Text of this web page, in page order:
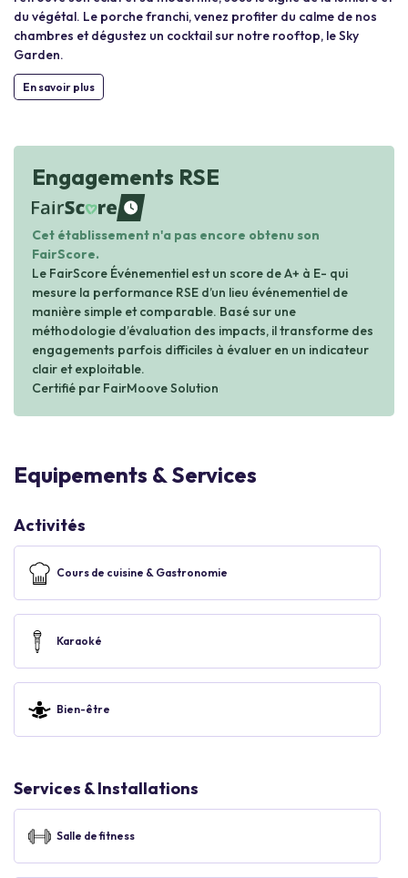
du végétal. Le porche franchi, venez profiter du calme de nos
chambres et dégustez un cocktail sur notre rooftop, le Sky
Garden.
En savoir plus
Engagements RSE
waiting
Cet établissement n'a pas encore obtenu son
FairScore.
Le FairScore Événementiel est un score de A+ à E- qui
mesure la performance RSE d’un lieu événementiel de
manière simple et comparable. Basé sur une
méthodologie d’évaluation des impacts, il transforme des
engagements parfois difficiles à évaluer en un indicateur
clair et exploitable.
Certifié par FairMoove Solution
Equipements & Services
Activités
Cours de cuisine & Gastronomie
Karaoké
Bien-être
Services & Installations
Salle de fitness